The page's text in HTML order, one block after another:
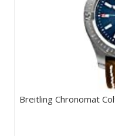
Breitling Chronomat